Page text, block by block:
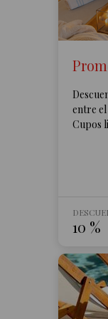
entre el
Cupos
10 %